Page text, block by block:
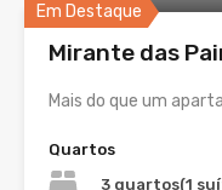
Em Destaque
Mirante das
Mais do que um
Quartos
3 quartos(1